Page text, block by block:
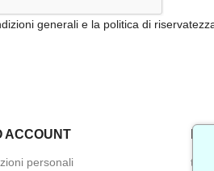
generali e la politica di
ACCOUNT
personali